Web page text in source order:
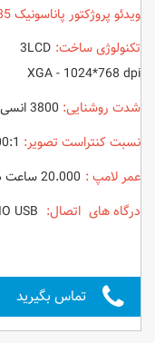
ویدئو پروژکتور پاناسونیک LB385
تکنولوژی ساخت:
XGA - 1024*768 dpi
شدت روشنایی: 3800 انسی لومن
نسبت کنتراست تصویر:
عمر لامپ :
درگاه های اتصال:
تماس بگیرید